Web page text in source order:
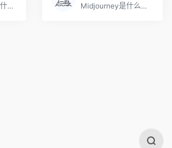
OpenAI Codex是什么？ OpenAI... Midjourney是什么？ Midjourn...